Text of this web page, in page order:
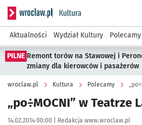
Serwis informacyjny wroclaw.pl
Aktualności Wydział Kultury Polecamy
PILNE Remont torów na Stawowej i
zmiany dla kierowców i pasażerów
wroclaw.pl Kultura Polecamy
„po÷MOCNI” w Teatrze
Data publikacji:
14.02.2014 00:00 | Autor:
Redakcja www.wroclaw.pl